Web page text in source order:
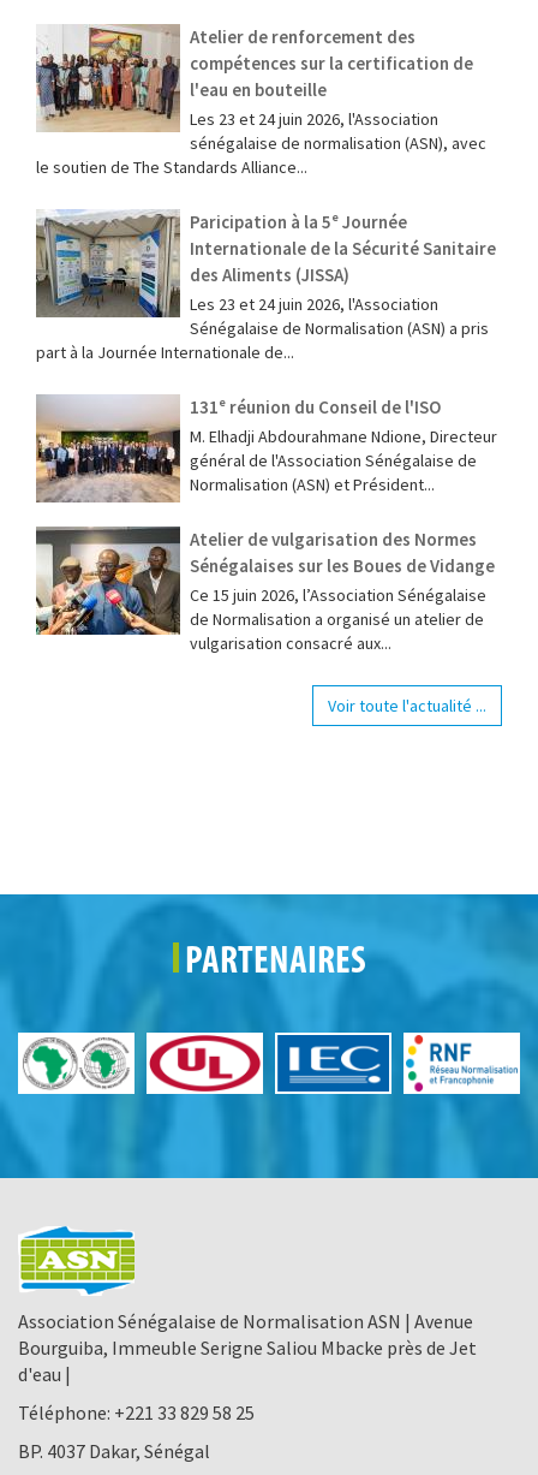
Atelier de renforcement des
compétences sur la certification de
l'eau en bouteille
Les 23 et 24 juin 2026, l'Association
sénégalaise de normalisation (ASN), avec
le soutien de The Standards Alliance...
Paricipation à la 5ᵉ Journée
Internationale de la Sécurité Sanitaire
des Aliments (JISSA)
‎Les 23 et 24 juin 2026, l'Association
Sénégalaise de Normalisation (ASN) a pris
part à la Journée Internationale de...
131ᵉ réunion du Conseil de l'ISO
M. Elhadji Abdourahmane Ndione, Directeur
général de l'Association Sénégalaise de
Normalisation (ASN) et Président...
Atelier de vulgarisation des Normes
Sénégalaises sur les Boues de Vidange
Ce 15 juin 2026, l’Association Sénégalaise
de Normalisation a organisé un atelier de
vulgarisation consacré aux...
Voir toute l'actualité ...
PARTENAIRES
Association Sénégalaise de Normalisation ASN | Avenue
Bourguiba, Immeuble Serigne Saliou Mbacke près de Jet
d'eau |
Téléphone: +221 33 829 58 25
BP. 4037 Dakar, Sénégal